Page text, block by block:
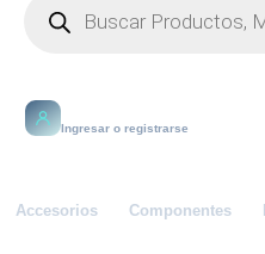
Ingresar o registrarse
Accesorios Componentes